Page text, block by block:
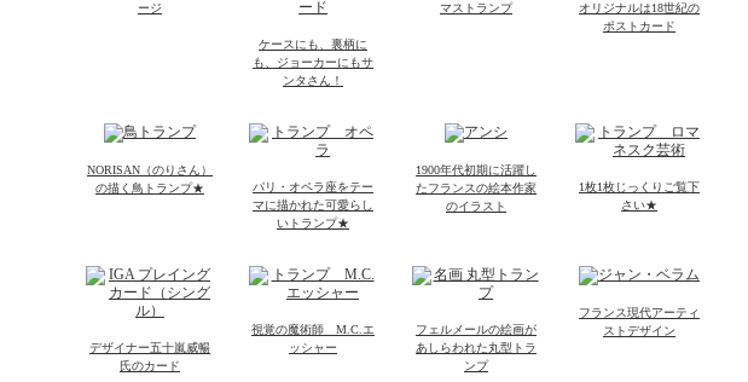
ージ
ケースにも、裏柄に
も、ジョーカーにもサ
ンタさん！
マストランプ
オリジナルは18世紀の
ポストカード
NORISAN（のりさん）
の描く鳥トランプ★
パリ・オペラ座をテー
マに描かれた可愛らし
いトランプ★
1900年代初期に活躍し
たフランスの絵本作家
のイラスト
1枚1枚じっくりご覧下
さい★
デザイナー五十嵐威暢
氏のカード
視覚の魔術師 M.C.エ
ッシャー
フェルメールの絵画が
あしらわれた丸型トラ
ンプ
フランス現代アーティ
ストデザイン